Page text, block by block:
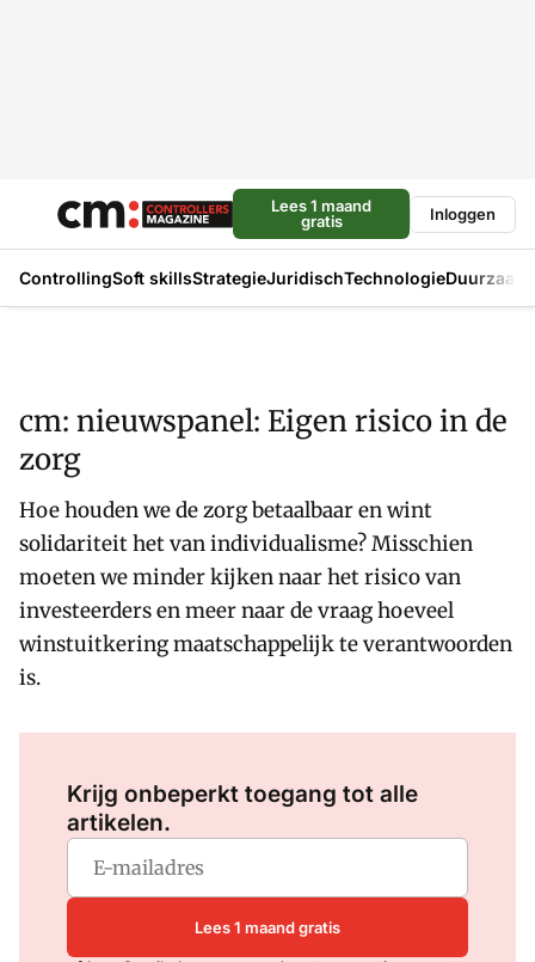
Lees 1 maand
gratis
Inloggen
ControllingSoft skillsStrategieJuridischTechnologie
cm: nieuwspanel: Eigen risico in de
zorg
Hoe houden we de zorg betaalbaar en wint
solidariteit het van individualisme? Misschien
moeten we minder kijken naar het risico van
investeerders en meer naar de vraag hoeveel
winstuitkering maatschappelijk te verantwoorden
is.
Krijg onbeperkt toegang tot alle
artikelen.
Lees 1 maand gratis